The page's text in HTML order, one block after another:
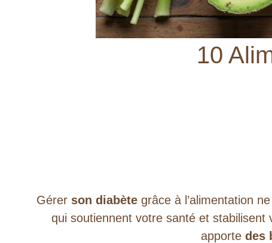
10
Gérerson diabètegrâce à l’alimentation
qui soutiennent votre santé et
apporte des